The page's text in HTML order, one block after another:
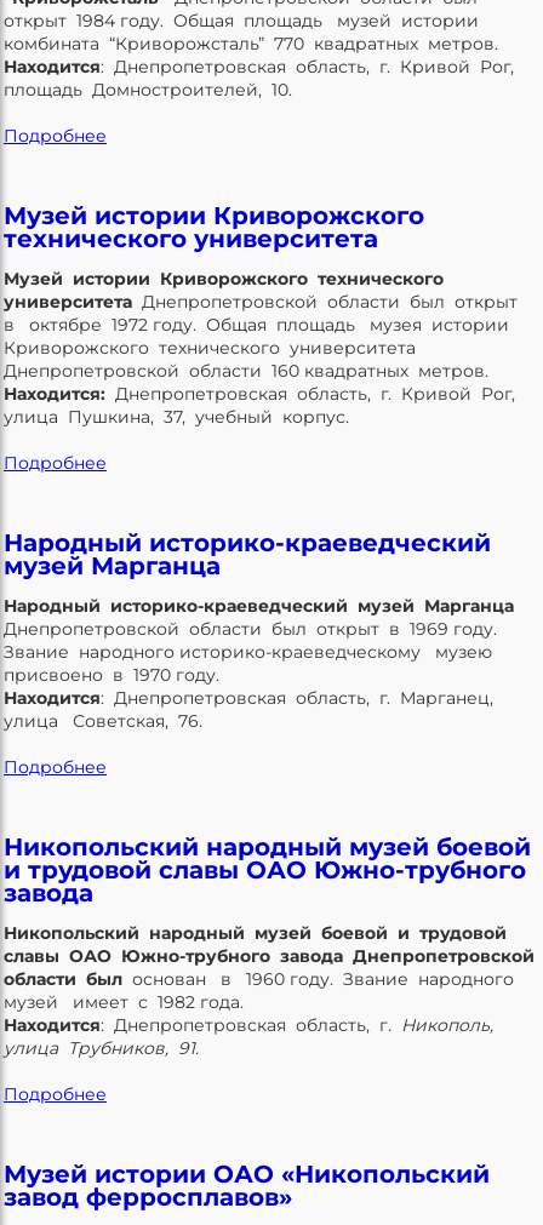
открыт 1984 году. Общая площадь музей истории
комбината “Криворожсталь” 770 квадратных метров.
Находится: Днепропетровская область, г. Кривой Рог,
площадь Домностроителей, 10.
Подробнее
Музей истории Криворожского
технического университета
Музей истории Криворожского технического
университета Днепропетровской области был открыт
в октябре 1972 году. Общая площадь музея истории
Криворожского технического университета
Днепропетровской области 160 квадратных метров.
Находится: Днепропетровская область, г. Кривой Рог,
улица Пушкина, 37, учебный корпус.
Подробнее
Народный историко-краеведческий
музей Марганца
Народный историко-краеведческий музей Марганца
Днепропетровской области был открыт в 1969 году.
Звание народного историко-краеведческому музею
присвоено в 1970 году.
Находится: Днепропетровская область, г. Марганец,
улица Советская, 76.
Подробнее
Никопольский народный музей боевой
и трудовой славы ОАО Южно-трубного
завода
Никопольский народный музей боевой и трудовой
славы ОАО Южно-трубного завода Днепропетровской
области был основан в 1960 году. Звание народного
музей имеет с 1982 года.
Находится: Днепропетровская область, г. Никополь,
улица Трубников, 91.
Подробнее
Музей истории ОАО «Никопольский
завод ферросплавов»